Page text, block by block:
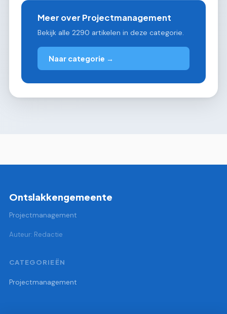
Meer over Projectmanagement
Bekijk alle 2290 artikelen in deze categorie.
Naar categorie →
Ontslakkengemeente
Projectmanagement
Auteur: Redactie
CATEGORIEËN
Projectmanagement